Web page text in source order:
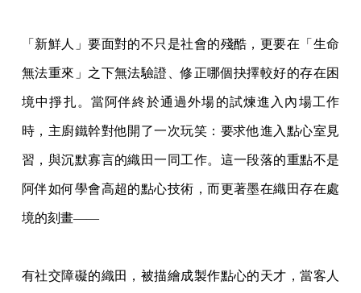
「新鮮人」要面對的不只是社會的殘酷，更要在「生命
無法重來」之下無法驗證、修正哪個抉擇較好的存在困
境中掙扎。當阿伴終於通過外場的試煉進入內場工作
時，主廚鐵幹對他開了一次玩笑：要求他進入點心室見
習，與沉默寡言的織田一同工作。這一段落的重點不是
阿伴如何學會高超的點心技術，而更著墨在織田存在處
境的刻畫——
有社交障礙的織田，被描繪成製作點心的天才，當客人